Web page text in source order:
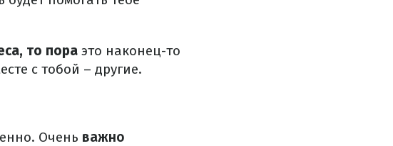
то пора это наконец-то
с тобой – другие.
Очень важно